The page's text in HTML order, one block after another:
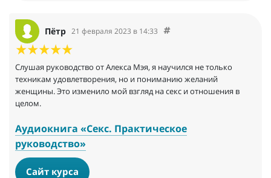
Пётр 21 февраля 2023 в 14:33
Слушая руководство от Алекса Мэя, я научился не только
техникам удовлетворения, но и пониманию желаний
женщины. Это изменило мой взгляд на секс и отношения в
целом.
Аудиокнига «Секс. Практическое
руководство»
Сайт курса